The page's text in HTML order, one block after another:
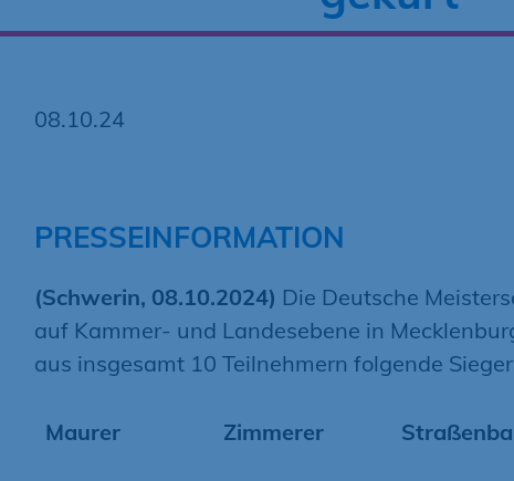
08.10.24
PRESSEINFORMATION
(Schwerin, 08.10.2024) Die Deutsche
auf Kammer- und Landesebene in
aus insgesamt 10 Teilnehmern folgende
Maurer Zimmerer